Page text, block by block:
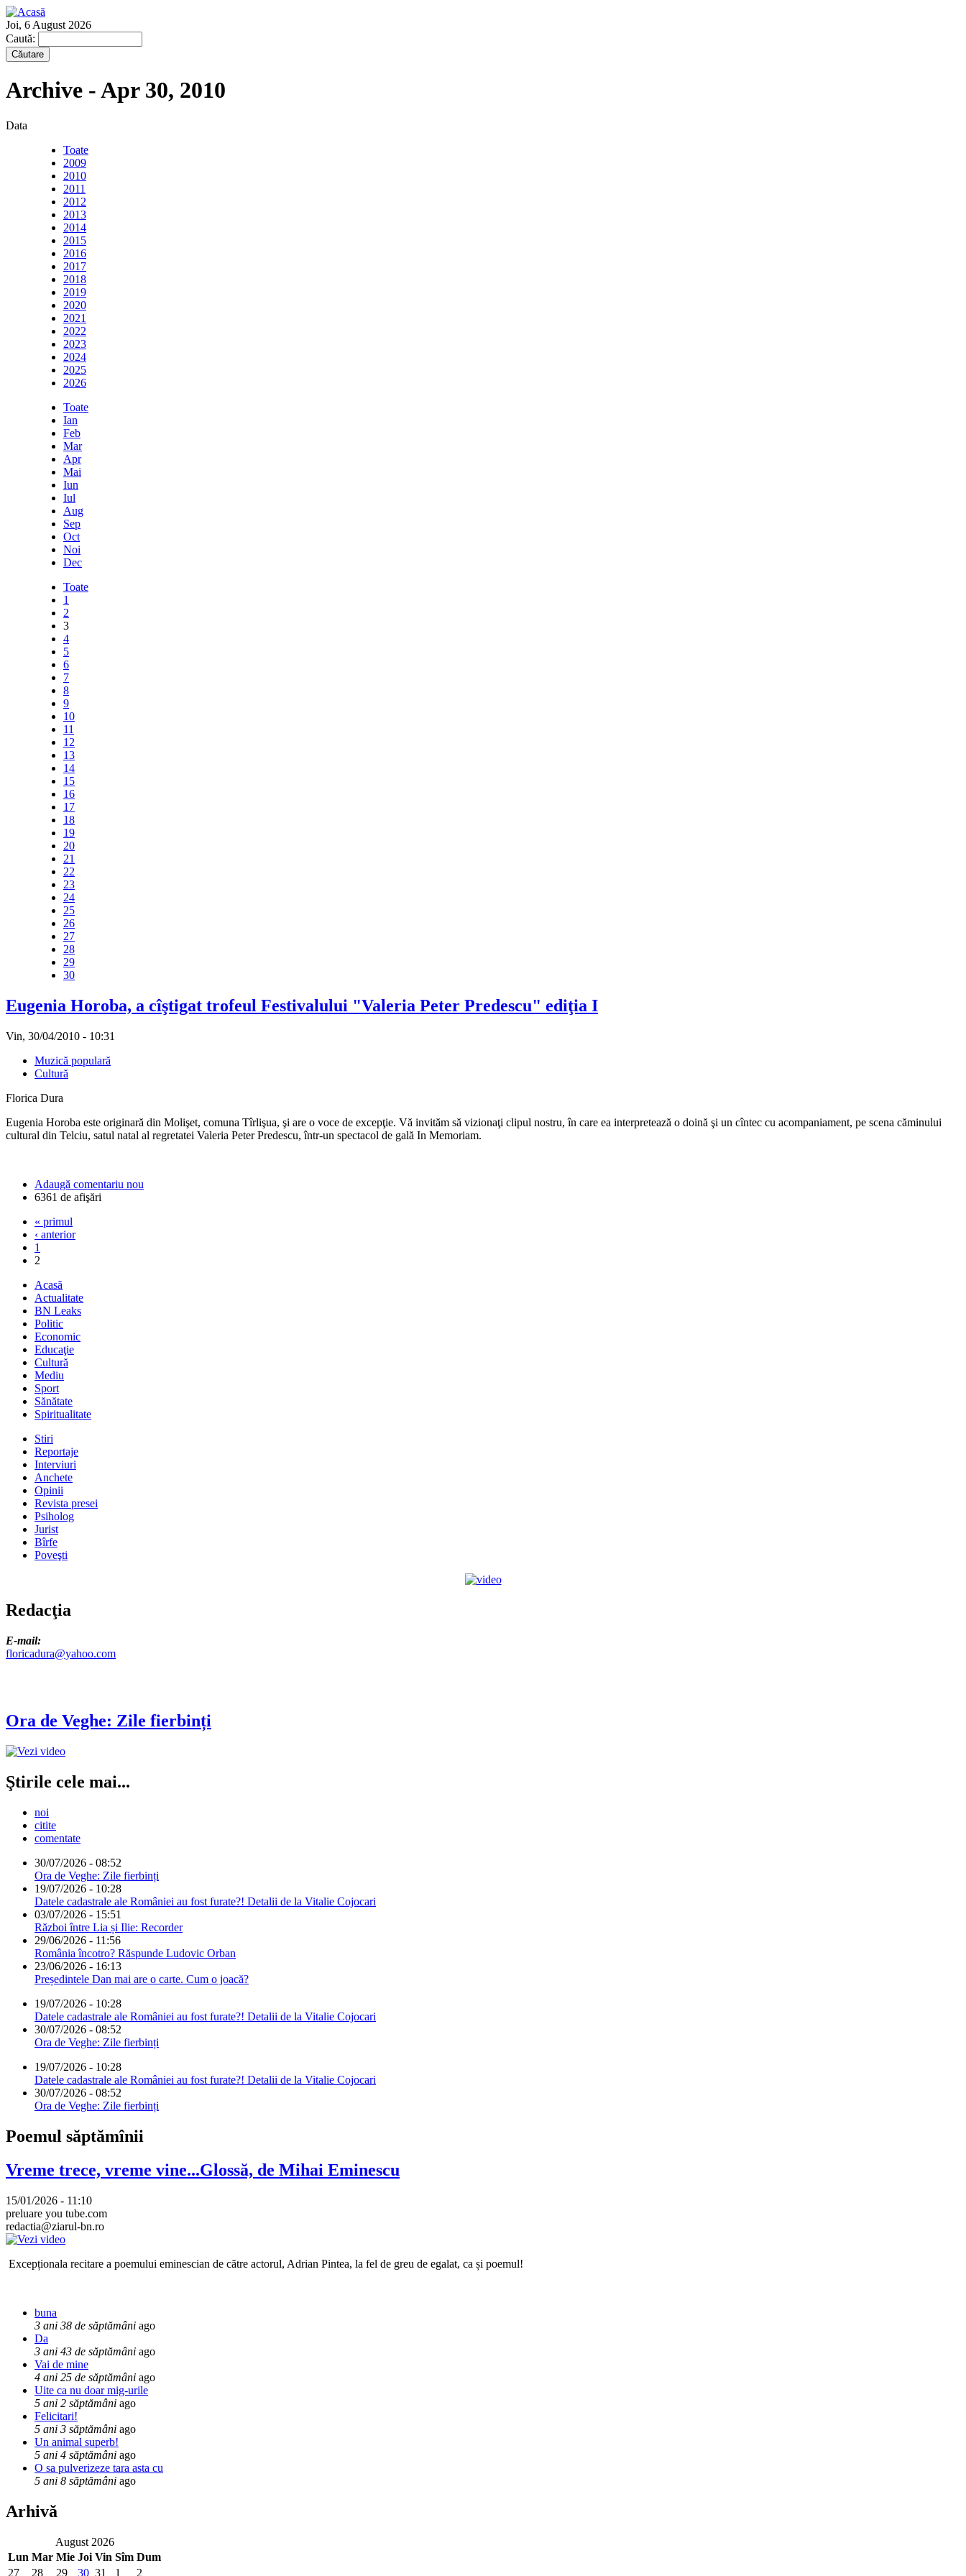
Joi, 6 August 2026
Caută:
Archive - Apr 30, 2010
Data
Toate
2009
2010
2011
2012
2013
2014
2015
2016
2017
2018
2019
2020
2021
2022
2023
2024
2025
2026
Toate
Ian
Feb
Mar
Apr
Mai
Iun
Iul
Aug
Sep
Oct
Noi
Dec
Toate
1
2
3
4
5
6
7
8
9
10
11
12
13
14
15
16
17
18
19
20
21
22
23
24
25
26
27
28
29
30
Eugenia Horoba, a cîştigat trofeul Festivalului "Valeria Peter Predescu" ediţia I
Vin, 30/04/2010 - 10:31
Muzică populară
Cultură
Florica Dura
Eugenia Horoba este originară din Molişet, comuna Tîrlişua, şi are o voce de excepţie. Vă invităm să vizionaţi clipul nostru, în care ea interpretează o doină şi un cîntec cu acompaniament, pe scena căminului
cultural din Telciu, satul natal al regretatei Valeria Peter Predescu, într-un spectacol de gală In Memoriam.
Adaugă comentariu nou
6361 de afişări
« primul
‹ anterior
1
2
Acasă
Actualitate
BN Leaks
Politic
Economic
Educaţie
Cultură
Mediu
Sport
Sănătate
Spiritualitate
Stiri
Reportaje
Interviuri
Anchete
Opinii
Revista presei
Psiholog
Jurist
Bîrfe
Poveşti
Redacţia
E-mail:
floricadura@yahoo.com
Ora de Veghe: Zile fierbinți
Ştirile cele mai...
noi
citite
comentate
30/07/2026 - 08:52
Ora de Veghe: Zile fierbinți
19/07/2026 - 10:28
Datele cadastrale ale României au fost furate?! Detalii de la Vitalie Cojocari
03/07/2026 - 15:51
Război între Lia și Ilie: Recorder
29/06/2026 - 11:56
România încotro? Răspunde Ludovic Orban
23/06/2026 - 16:13
Președintele Dan mai are o carte. Cum o joacă?
19/07/2026 - 10:28
Datele cadastrale ale României au fost furate?! Detalii de la Vitalie Cojocari
30/07/2026 - 08:52
Ora de Veghe: Zile fierbinți
19/07/2026 - 10:28
Datele cadastrale ale României au fost furate?! Detalii de la Vitalie Cojocari
30/07/2026 - 08:52
Ora de Veghe: Zile fierbinți
Poemul săptămînii
Vreme trece, vreme vine...Glossă, de Mihai Eminescu
15/01/2026 - 11:10
preluare you tube.com
redactia@ziarul-bn.ro
Excepționala recitare a poemului eminescian de către actorul, Adrian Pintea, la fel de greu de egalat, ca și poemul!
buna
3 ani 38 de săptămâni ago
Da
3 ani 43 de săptămâni ago
Vai de mine
4 ani 25 de săptămâni ago
Uite ca nu doar mig-urile
5 ani 2 săptămâni ago
Felicitari!
5 ani 3 săptămâni ago
Un animal superb!
5 ani 4 săptămâni ago
O sa pulverizeze tara asta cu
5 ani 8 săptămâni ago
Arhivă
August 2026
Lun Mar Mie Joi Vin Sîm Dum
27
28 29 30 31 1 2